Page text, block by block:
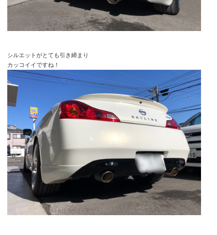
シルエットがとても引き締まり
カッコイイですね！